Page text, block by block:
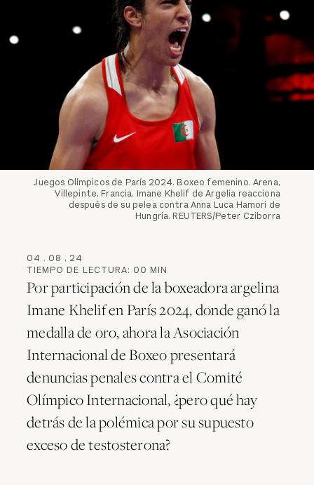
Juegos Olímpicos de París 2024. Boxeo femenino. Arena,
Villepinte, Francia. Imane Khelif de Argelia reacciona
después de su pelea contra Anna Luca Hamori de
Hungría. REUTERS/Peter Cziborra
04 . 08 . 24
TIEMPO DE LECTURA: 00 MIN
Por participación de la boxeadora argelina
Imane Khelif en París 2024, donde ganó la
medalla de oro, ahora la Asociación
Internacional de Boxeo presentará
denuncias penales contra el Comité
Olímpico Internacional, ¿pero qué hay
detrás de la polémica por su supuesto
exceso de testosterona?